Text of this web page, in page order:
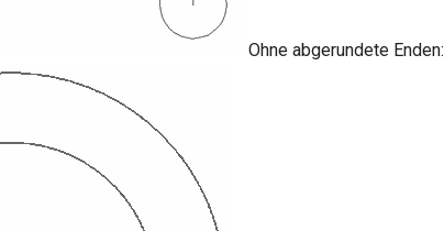
Ohne abgerundete Enden: